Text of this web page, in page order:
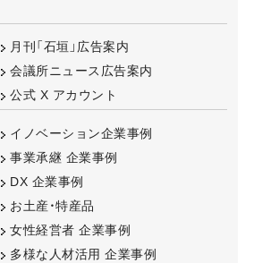
月刊「石垣」広告案内
会議所ニュース広告案内
公式 X アカウント
イノベーション企業事例
事業承継 企業事例
DX 企業事例
お土産・特産品
女性経営者 企業事例
多様な人材活用 企業事例